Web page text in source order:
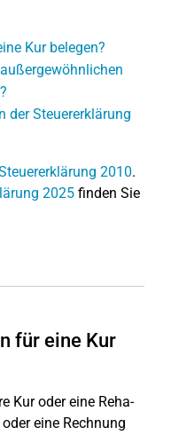
Kur belegen?
der Steuererklärung
2010.
2025 finden Sie
für eine Kur
Kur oder eine Reha-
eine Rechnung